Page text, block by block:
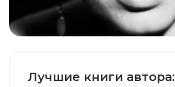
Лучшие книги автора: